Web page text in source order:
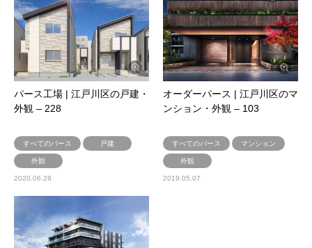
パース工場 | 江戸川区の戸建・
外観 – 228
すべてのパース 戸建
外観
2020.06.28
オーダーパース | 江戸川区のマ
ンション・外観 – 103
すべてのパース マンション
外観
2019.05.07